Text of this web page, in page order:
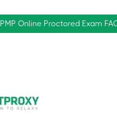
PMP Online Proctored Exam